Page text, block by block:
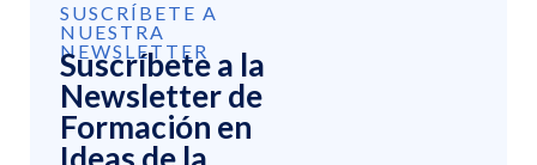
SUSCRÍBETE A
NUESTRA
NEWSLETTER
Suscríbete a la
Newsletter de
Formación en